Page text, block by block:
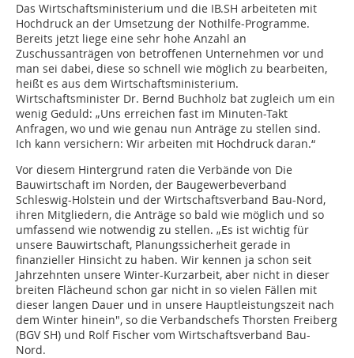
Das Wirtschaftsministerium und die IB.SH arbeiteten mit
Hochdruck an der Umsetzung der Nothilfe-Programme.
Bereits jetzt liege eine sehr hohe Anzahl an
Zuschussanträgen von betroffenen Unternehmen vor und
man sei dabei, diese so schnell wie möglich zu bearbeiten,
heißt es aus dem Wirtschaftsministerium.
Wirtschaftsminister Dr. Bernd Buchholz bat zugleich um ein
wenig Geduld: „Uns erreichen fast im Minuten-Takt
Anfragen, wo und wie genau nun Anträge zu stellen sind.
Ich kann versichern: Wir arbeiten mit Hochdruck daran.“
Vor diesem Hintergrund raten die Verbände von Die
Bauwirtschaft im Norden, der Baugewerbeverband
Schleswig-Holstein und der Wirtschaftsverband Bau-Nord,
ihren Mitgliedern, die Anträge so bald wie möglich und so
umfassend wie notwendig zu stellen. „Es ist wichtig für
unsere Bauwirtschaft, Planungssicherheit gerade in
finanzieller Hinsicht zu haben. Wir kennen ja schon seit
Jahrzehnten unsere Winter-Kurzarbeit, aber nicht in dieser
breiten Flächeund schon gar nicht in so vielen Fällen mit
dieser langen Dauer und in unsere Hauptleistungszeit nach
dem Winter hinein", so die Verbandschefs Thorsten Freiberg
(BGV SH) und Rolf Fischer vom Wirtschaftsverband Bau-
Nord.